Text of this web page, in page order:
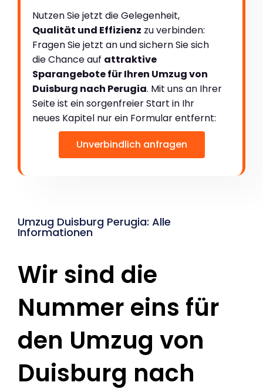
Nutzen Sie jetzt die Gelegenheit,
Qualität und Effizienz zu verbinden:
Fragen Sie jetzt an und sichern Sie sich
die Chance auf attraktive
Sparangebote für Ihren Umzug von
Duisburg nach Perugia. Mit uns an Ihrer
Seite ist ein sorgenfreier Start in Ihr
neues Kapitel nur ein Formular entfernt:
Unverbindlich anfragen
Umzug Duisburg Perugia: Alle
Informationen
Wir sind die
Nummer eins für
den Umzug von
Duisburg nach